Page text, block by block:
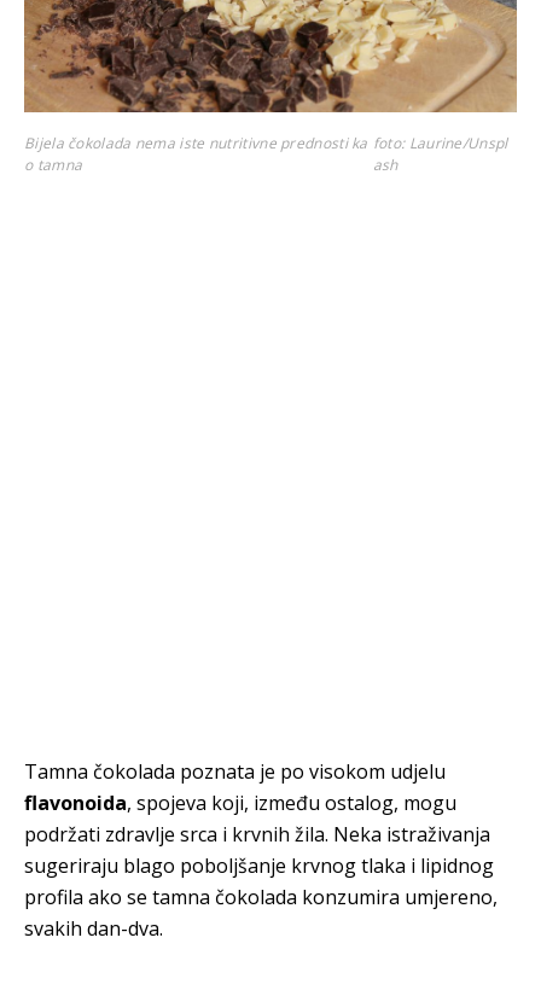
Bijela čokolada nema iste nutritivne prednosti ka
o tamna
foto: Laurine/Unspl
ash
Tamna čokolada poznata je po visokom udjelu
flavonoida, spojeva koji, između ostalog, mogu
podržati zdravlje srca i krvnih žila. Neka istraživanja
sugeriraju blago poboljšanje krvnog tlaka i lipidnog
profila ako se tamna čokolada konzumira umjereno,
svakih dan-dva.